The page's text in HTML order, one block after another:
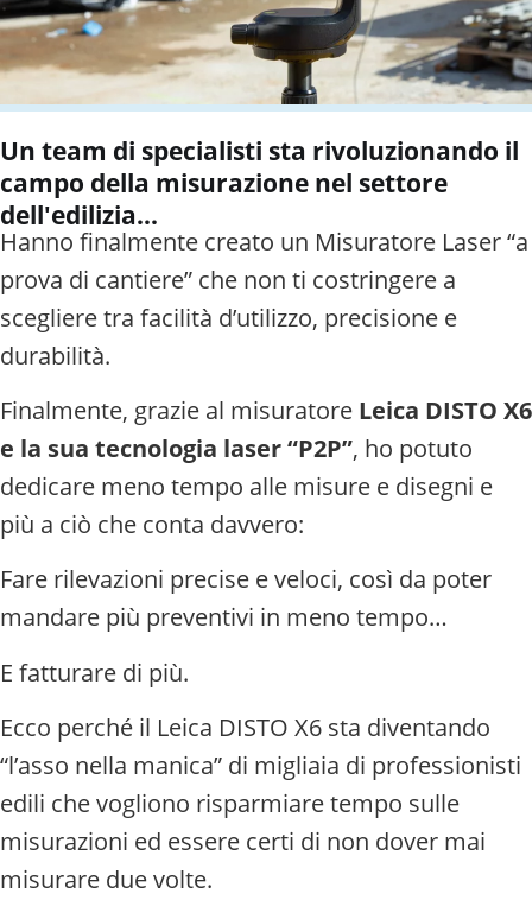
Un team di specialisti sta rivoluzionando il
campo della misurazione nel settore
dell'edilizia...
Hanno finalmente creato un Misuratore Laser “a
prova di cantiere” che non ti costringere a
scegliere tra facilità d’utilizzo, precisione e
durabilità.
Finalmente, grazie al misuratore Leica DISTO X6
e la sua tecnologia laser “P2P”, ho potuto
dedicare meno tempo alle misure e disegni e
più a ciò che conta davvero:
Fare rilevazioni precise e veloci, così da poter
mandare più preventivi in meno tempo…
E fatturare di più.
Ecco perché il Leica DISTO X6 sta diventando
“l’asso nella manica” di migliaia di professionisti
edili che vogliono risparmiare tempo sulle
misurazioni ed essere certi di non dover mai
misurare due volte.